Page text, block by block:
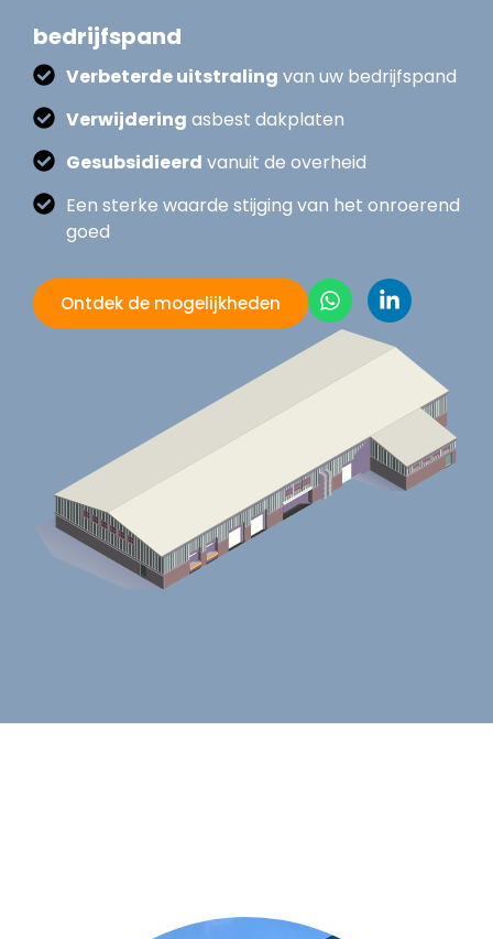
bedrijfspand
Verbeterde uitstraling van uw bedrijfspand
Verwijdering asbest dakplaten
Gesubsidieerd vanuit de overheid
Een sterke waarde stijging van het onroerend
goed
Ontdek de mogelijkheden